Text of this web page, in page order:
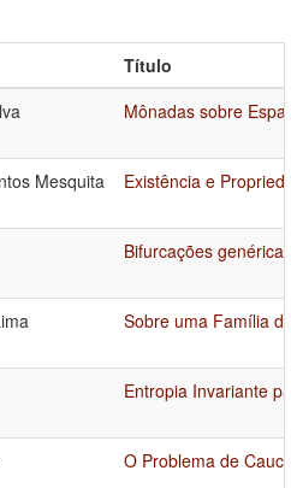
Título
Mônadas sobre
Mesquita Existência e
Bifurcações
Sobre uma Família
Entropia Invariante
O Problema de